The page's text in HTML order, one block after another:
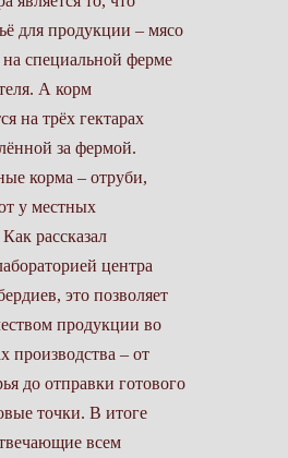
для продукции – мясо
на специальной ферме
А корм
на трёх гектарах
за фермой.
корма – отруби,
у местных
рассказал
центра
это позволяет
продукции во
производства – от
до отправки готового
точки. В итоге
всем